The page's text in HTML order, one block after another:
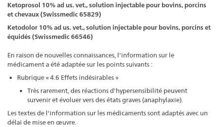
Ketoprosol 10% ad us. vet., solution injectable pour bovins, porcins
et chevaux (Swissmedic 65829)
Ketodolor 10% ad us. vet., solution injectable pour bovins, porcins et
équidés (Swissmedic 66546)
En raison de nouvelles connaissances, l'information sur le
médicament a été adaptée sur les points suivants :
Rubrique « 4.6 Effets indésirables »
Très rarement, des réactions d'hypersensibilité peuvent
survenir et évoluer vers des états graves (anaphylaxie).
Les textes de l'information sur les médicaments sont adaptés avec un
délai de mise en œuvre.